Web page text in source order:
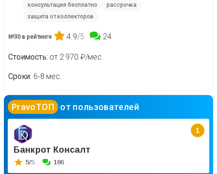
консультация бесплатно
рассрочка
защита от коллекторов
№30 в рейтинге 4.9/5 24
Стоимость от 2 970 ₽/мес.
Сроки 6-8 мес.
PravoТОП от пользователей
1
Банкрот Консалт
5/5 186